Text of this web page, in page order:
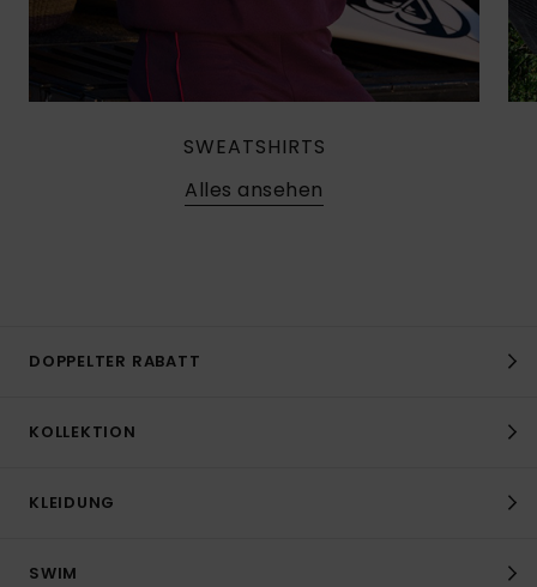
SWEATSHIRTS
Alles ansehen
DOPPELTER RABATT
KOLLEKTION
KLEIDUNG
SWIM